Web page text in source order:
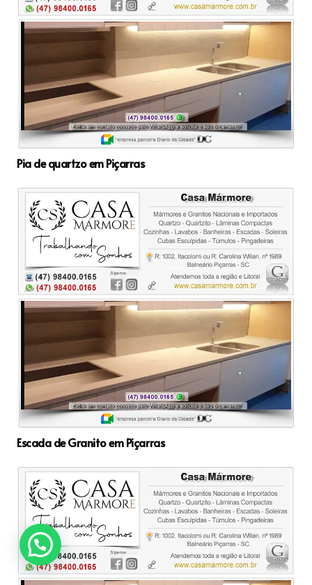
Pia de quartzo em Piçarras
Escada de Granito em Piçarras